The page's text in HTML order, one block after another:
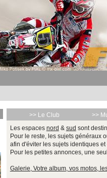
>> Le Club >>
Les espaces nord & sud sont
Pour le reste, les sujets généraux
afin d'éviter les sujets identiques
Pour les petites annonces, une
Galerie, Votre album, vos motos,